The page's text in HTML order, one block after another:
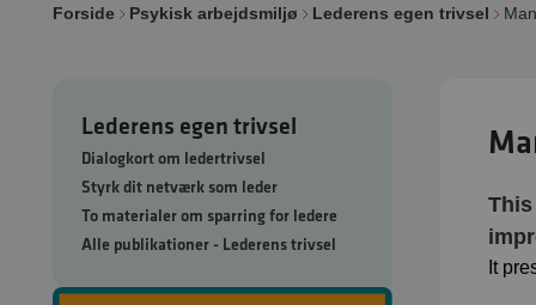
Forside Psykisk arbejdsmiljø Lederens egen trivsel
Lederens egen trivsel
Dialogkort om ledertrivsel
Styrk dit netværk som leder
To materialer om sparring for ledere
Alle publikationer - Lederens trivsel
It